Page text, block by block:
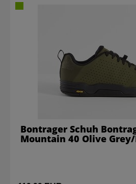
Bontrager Schuh
Mountain 40 Olive